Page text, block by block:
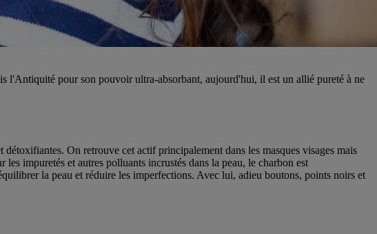
l'Antiquité pour son pouvoir ultra-absorbant, aujourd'hui, il est un allié pureté à ne
On retrouve cet actif principalement dans les masques visages mais
impuretés et autres polluants incrustés dans la peau, le charbon est
la peau et réduire les imperfections. Avec lui, adieu boutons, points noirs et